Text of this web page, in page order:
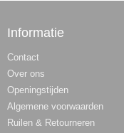
Informatie
Contact
Over ons
Openingstijden
Algemene voorwaarden
Ruilen & Retourneren